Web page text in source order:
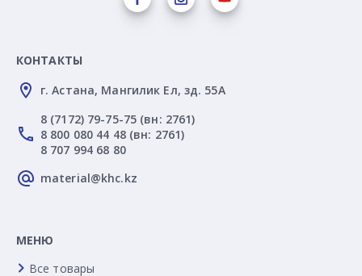
КОНТАКТЫ
г. Астана, Мангилик Ел, зд. 55А
8 (7172) 79-75-75 (вн: 2761)
8 800 080 44 48 (вн: 2761)
8 707 994 68 80
material@khc.kz
МЕНЮ
Все товары